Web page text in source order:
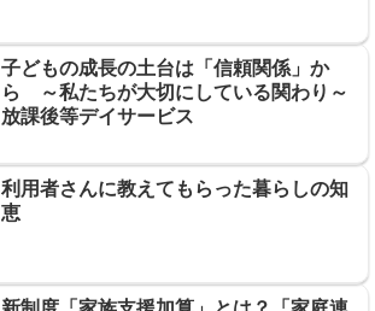
子どもの成長の土台は「信頼関係」か
ら ～私たちが大切にしている関わり～
放課後等デイサービス
利用者さんに教えてもらった暮らしの知
恵